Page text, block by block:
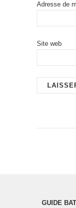
Adresse de
Site web
GUIDE